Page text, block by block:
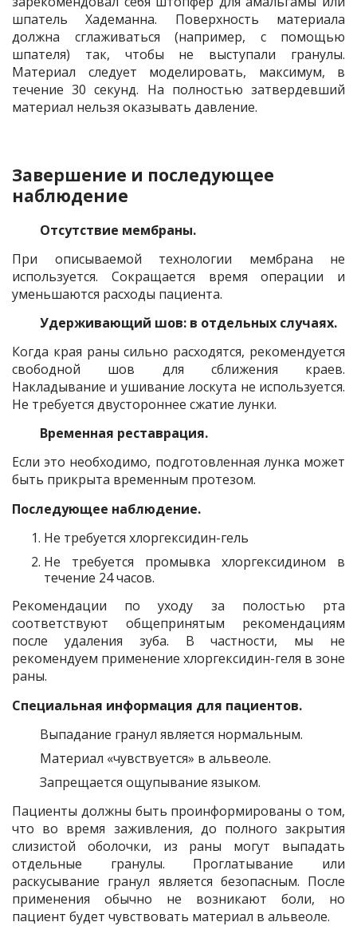
шпатель Хадеманна. Поверхность материала
должна сглаживаться (например, с помощью
шпателя) так, чтобы не выступали гранулы.
Материал следует моделировать, максимум, в
течение 30 секунд. На полностью затвердевший
материал нельзя оказывать давление.
Завершение и последующее
наблюдение
Отсутствие мембраны.
При описываемой технологии мембрана не
используется. Сокращается время операции и
уменьшаются расходы пациента.
Удерживающий шов: в отдельных случаях.
Когда края раны сильно расходятся, рекомендуется
свободной шов для сближения краев.
Накладывание и ушивание лоскута не используется.
Не требуется двустороннее сжатие лунки.
Временная реставрация.
Если это необходимо, подготовленная лунка может
быть прикрыта временным протезом.
Последующее наблюдение.
Не требуется хлоргексидин-гель
Не требуется промывка хлоргексидином в
течение 24 часов.
Рекомендации по уходу за полостью рта
соответствуют общепринятым рекомендациям
после удаления зуба. В частности, мы не
рекомендуем применение хлоргексидин-геля в зоне
раны.
Специальная информация для пациентов.
Выпадание гранул является нормальным.
Материал «чувствуется» в альвеоле.
Запрещается ощупывание языком.
Пациенты должны быть проинформированы о том,
что во время заживления, до полного закрытия
слизистой оболочки, из раны могут выпадать
отдельные гранулы. Проглатывание или
раскусывание гранул является безопасным. После
применения обычно не возникают боли, но
пациент будет чувствовать материал в альвеоле.